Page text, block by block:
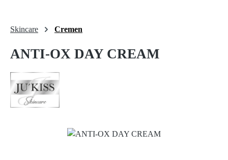
Skincare Cremen
ANTI-OX DAY CREAM
Bildergalerie überspringen